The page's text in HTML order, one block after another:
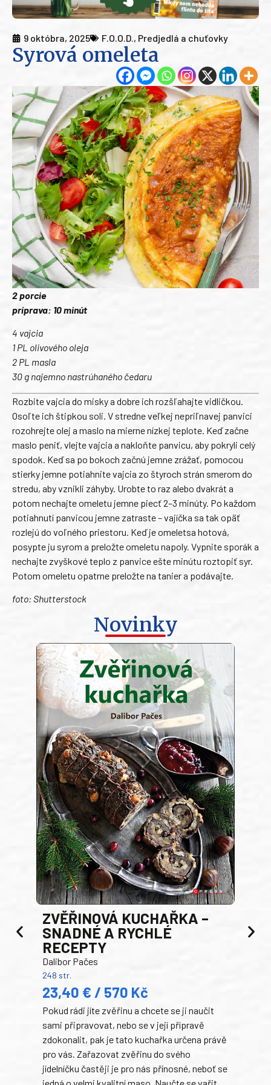
9 októbra, 2025 F.O.O.D., Predjedlá a chuťovky
Syrová omeleta
2 porcie
príprava: 10 minút
4 vajcia
1 PL olivového oleja
2 PL masla
30 g najemno nastrúhaného čedaru
Rozbite vajcia do misky a dobre ich rozšľahajte vidličkou.
Osoľte ich štipkou soli. V stredne veľkej nepriľnavej panvici
rozohrejte olej a maslo na mierne nízkej teplote. Keď začne
maslo peniť, vlejte vajcia a nakloňte panvicu, aby pokryli celý
spodok. Keď sa po bokoch začnú jemne zrážať, pomocou
stierky jemne potiahnite vajcia zo štyroch strán smerom do
stredu, aby vznikli záhyby. Urobte to raz alebo dvakrát a
potom nechajte omeletu jemne piecť 2–3 minúty. Po každom
potiahnutí panvicou jemne zatraste – vajíčka sa tak opäť
rozlejú do voľného priestoru. Keď je omeletsa hotová,
posypte ju syrom a preložte omeletu napoly. Vypnite sporák a
nechajte zvyškové teplo z panvice ešte minútu roztopiť syr.
Potom omeletu opatrne preložte na tanier a podávajte.
foto: Shutterstock
Novinky
ZVĚŘINOVÁ KUCHAŘKA –
SNADNÉ A RYCHLÉ
RECEPTY
Dalibor Pačes
248 str.
23,40 € / 570 Kč
Pokud rádi jíte zvěřinu a chcete se ji naučit
sami připravovat, nebo se v její přípravě
zdokonalit, pak je tato kuchařka určena právě
pro vás. Zařazovat zvěřinu do svého
jídelníčku častěji je pro nás přínosné, neboť se